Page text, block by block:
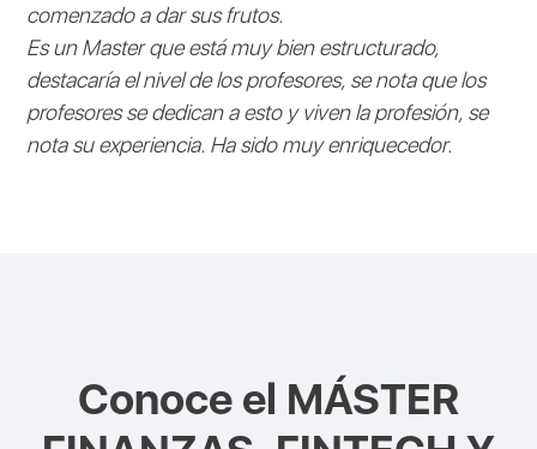
comenzado a dar sus frutos.
Es un Master que está muy bien estructurado,
destacaría el nivel de los profesores, se nota que los
profesores se dedican a esto y viven la profesión, se
nota su experiencia. Ha sido muy enriquecedor.
Conoce el MÁSTER